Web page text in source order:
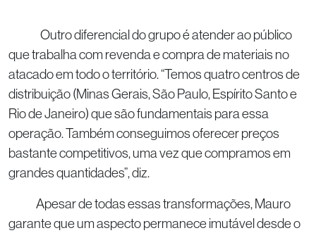
Outro diferencial do grupo é atender ao público
que trabalha com revenda e compra de materiais no
atacado em todo o território. “Temos quatro centros de
distribuição (Minas Gerais, São Paulo, Espírito Santo e
Rio de Janeiro) que são fundamentais para essa
operação. Também conseguimos oferecer preços
bastante competitivos, uma vez que compramos em
grandes quantidades”, diz.
Apesar de todas essas transformações, Mauro
garante que um aspecto permanece imutável desde o